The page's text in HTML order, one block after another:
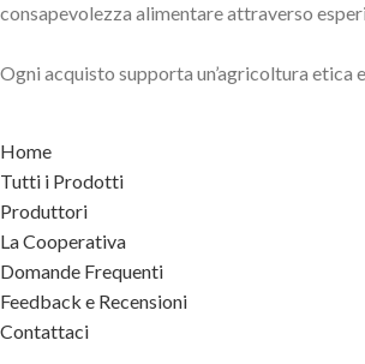
consapevolezza alimentare attraverso
Ogni acquisto supporta un’agricoltura etica
Home
Tutti i Prodotti
Produttori
La Cooperativa
Domande Frequenti
Feedback e Recensioni
Contattaci